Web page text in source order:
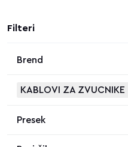
Filteri
Brend
KABLOVI ZA ZVUCNIKE
Presek